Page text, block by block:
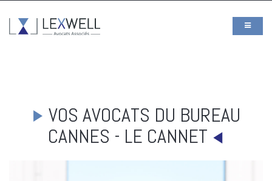
VOS AVOCATS DU BUREAU
CANNES - LE CANNET